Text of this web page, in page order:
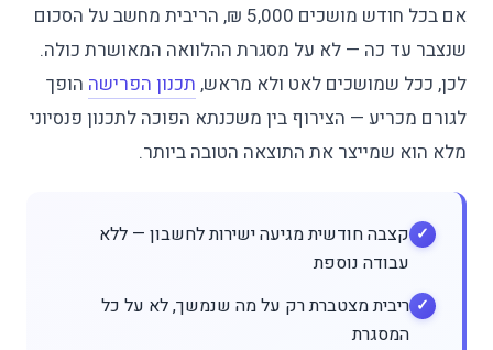
אם בכל חודש מושכים 5,000 ₪, הריבית מחשב על הסכום
שנצבר עד כה — לא על מסגרת ההלוואה המאושרת כולה.
לכן, ככל שמושכים לאט ולא מראש, תכנון הפרישה הופך
לגורם מכריע — הצירוף בין משכנתא הפוכה לתכנון פנסיוני
מלא הוא שמייצר את התוצאה הטובה ביותר.
קצבה חודשית מגיעה ישירות לחשבון — ללא
עבודה נוספת
ריבית מצטברת רק על מה שנמשך, לא על כל
המסגרת